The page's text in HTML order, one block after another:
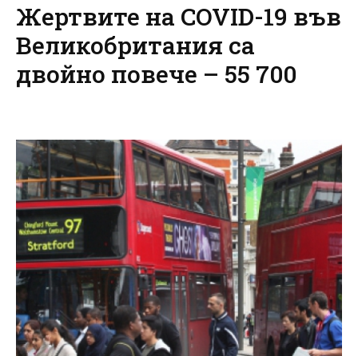
Жертвите на COVID-19 във
Великобритания са
двойно повече – 55 700